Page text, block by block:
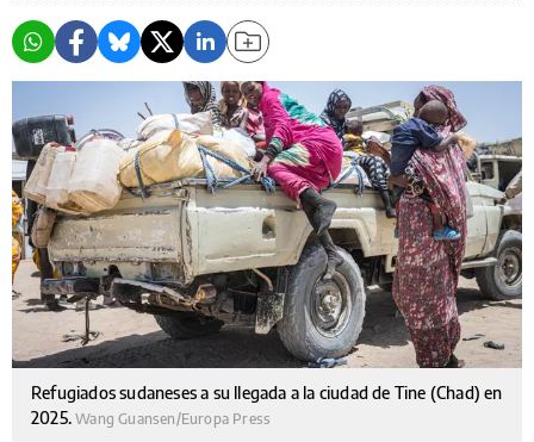
Refugiados sudaneses a su llegada a la ciudad de Tine (Chad) en
2025.Wang Guansen/Europa Press